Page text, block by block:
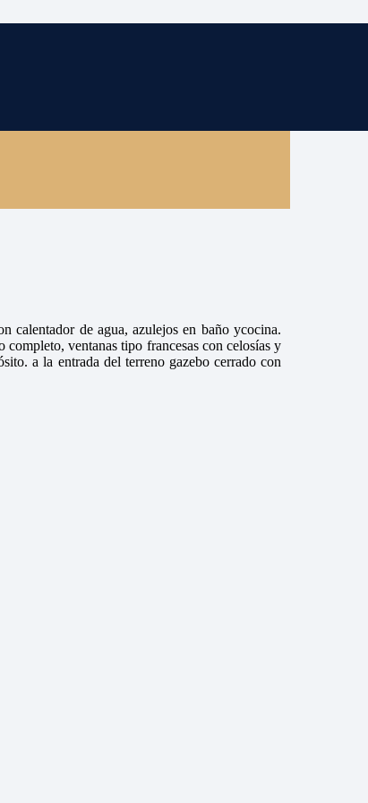
calentador de agua, azulejos en baño ycocina.
ventanas tipo francesas con celosías y
a la entrada del terreno gazebo cerrado con